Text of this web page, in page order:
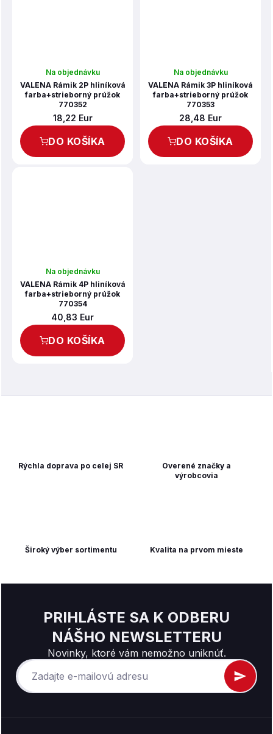
Na objednávku
VALENA Rámik 2P hliníková
farba+strieborný prúžok
770352
18,22 Eur
DO KOŠÍKA
Na objednávku
VALENA Rámik 3P hliníková
farba+strieborný prúžok
770353
28,48 Eur
DO KOŠÍKA
Na objednávku
VALENA Rámik 4P hliníková
farba+strieborný prúžok
770354
40,83 Eur
DO KOŠÍKA
Kvalita na prvom mieste
Overené značky a
výrobcovia
Rýchla doprava po celej SR
Široký výber sortimentu
PRIHLÁSTE SA K ODBERU
NÁŠHO NEWSLETTERU
Novinky, ktoré vám nemožno uniknúť.